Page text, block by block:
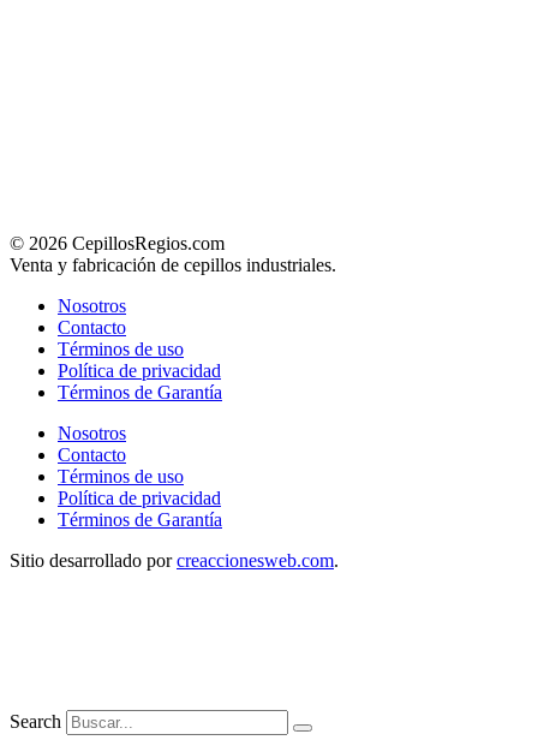
© 2026 CepillosRegios.com
Venta y fabricación de cepillos industriales.
Nosotros
Contacto
Términos de uso
Política de privacidad
Términos de Garantía
Nosotros
Contacto
Términos de uso
Política de privacidad
Términos de Garantía
Sitio desarrollado porcreaccionesweb.com.
Search